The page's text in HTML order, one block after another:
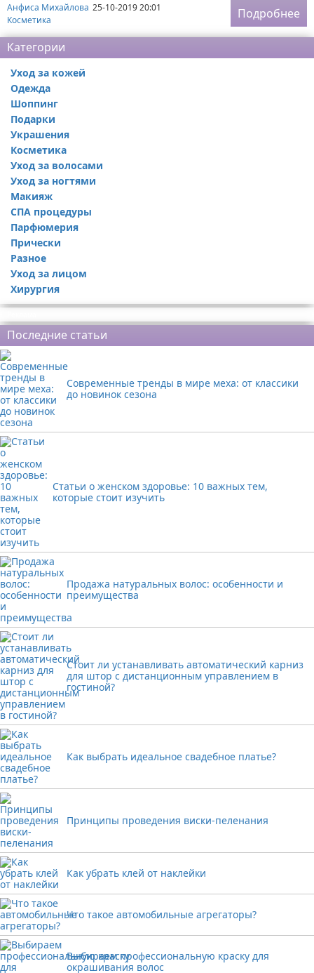
Анфиса Михайлова 25-10-2019 20:01
Косметика
Подробнее
Категории
Уход за кожей
Одежда
Шоппинг
Подарки
Украшения
Косметика
Уход за волосами
Уход за ногтями
Макияж
СПА процедуры
Парфюмерия
Прически
Разное
Уход за лицом
Хирургия
Последние статьи
Современные тренды в мире меха: от классики
до новинок сезона
Статьи о женском здоровье: 10 важных тем,
которые стоит изучить
Продажа натуральных волос: особенности и
преимущества
Стоит ли устанавливать автоматический карниз
для штор с дистанционным управлением в
гостиной?
Как выбрать идеальное свадебное платье?
Принципы проведения виски-пеленания
Как убрать клей от наклейки
Что такое автомобильные агрегаторы?
Выбираем профессиональную краску для
окрашивания волос